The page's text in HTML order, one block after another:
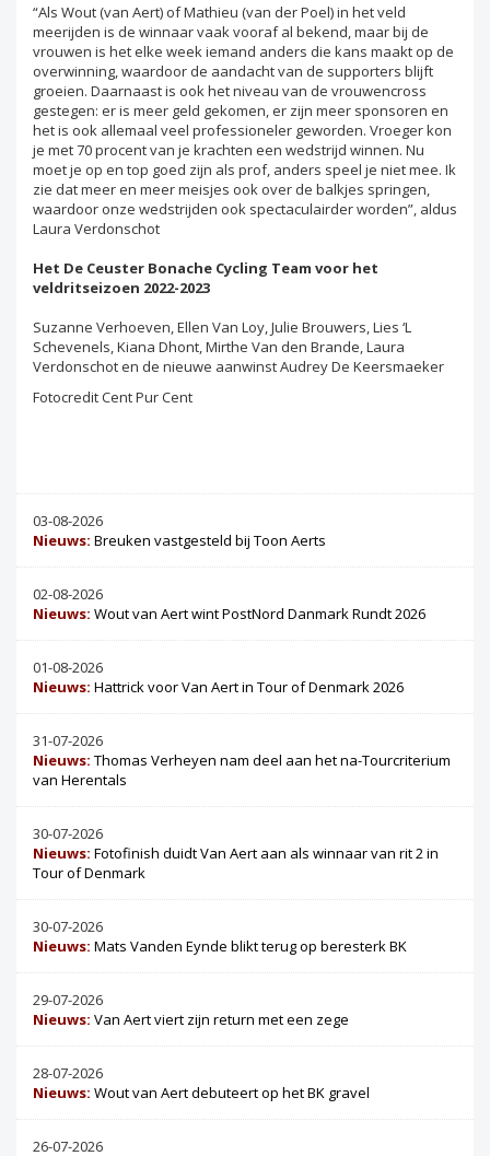
“Als Wout (van Aert) of Mathieu (van der Poel) in het veld
meerijden is de winnaar vaak vooraf al bekend, maar bij de
vrouwen is het elke week iemand anders die kans maakt op de
overwinning, waardoor de aandacht van de supporters blijft
groeien. Daarnaast is ook het niveau van de vrouwencross
gestegen: er is meer geld gekomen, er zijn meer sponsoren en
het is ook allemaal veel professioneler geworden. Vroeger kon
je met 70 procent van je krachten een wedstrijd winnen. Nu
moet je op en top goed zijn als prof, anders speel je niet mee. Ik
zie dat meer en meer meisjes ook over de balkjes springen,
waardoor onze wedstrijden ook spectaculairder worden”, aldus
Laura Verdonschot
Het De Ceuster Bonache Cycling Team voor het
veldritseizoen 2022-2023
Suzanne Verhoeven, Ellen Van Loy, Julie Brouwers, Lies ‘L
Schevenels, Kiana Dhont, Mirthe Van den Brande, Laura
Verdonschot en de nieuwe aanwinst Audrey De Keersmaeker
Fotocredit Cent Pur Cent
03-08-2026
Nieuws: Breuken vastgesteld bij Toon Aerts
02-08-2026
Nieuws: Wout van Aert wint PostNord Danmark Rundt 2026
01-08-2026
Nieuws: Hattrick voor Van Aert in Tour of Denmark 2026
31-07-2026
Nieuws: Thomas Verheyen nam deel aan het na-Tourcriterium
van Herentals
30-07-2026
Nieuws: Fotofinish duidt Van Aert aan als winnaar van rit 2 in
Tour of Denmark
30-07-2026
Nieuws: Mats Vanden Eynde blikt terug op beresterk BK
29-07-2026
Nieuws: Van Aert viert zijn return met een zege
28-07-2026
Nieuws: Wout van Aert debuteert op het BK gravel
26-07-2026